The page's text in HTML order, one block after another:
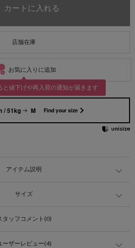
店舗在庫
お気に入りに追加
と値下げや再入荷の通知が届きます
/ 51kg M Find your size
アイテム説明
サイズ
タッフコメント(0)
ーザーレビュー(4)